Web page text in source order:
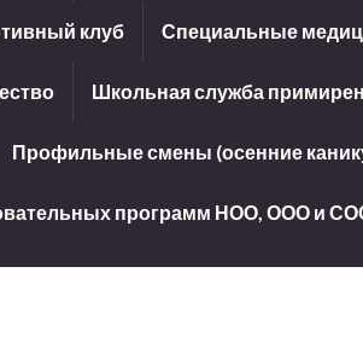
клуб Специальные
Школьная служба
Профильные смены (осенние
программ НОО, ООО и